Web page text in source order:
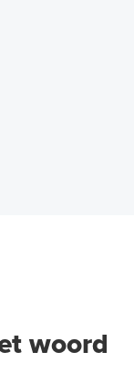
woord